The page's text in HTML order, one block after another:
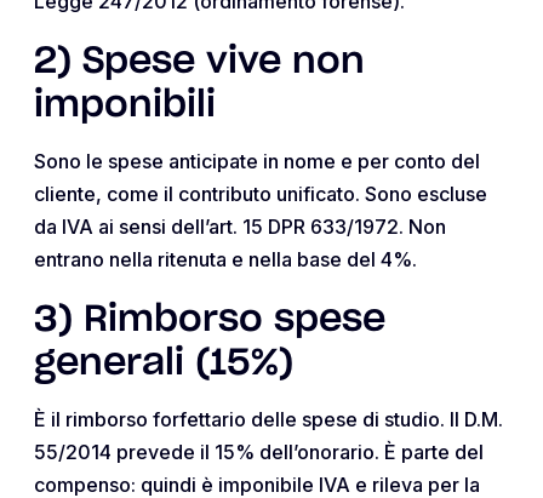
2) Spese vive non
imponibili
Sono le spese anticipate in nome e per conto del
cliente, come il contributo unificato. Sono escluse
da IVA ai sensi dell’art. 15 DPR 633/1972. Non
entrano nella ritenuta e nella base del 4%.
3) Rimborso spese
generali (15%)
È il rimborso forfettario delle spese di studio. Il D.M.
55/2014 prevede il 15% dell’onorario. È parte del
compenso: quindi è imponibile IVA e rileva per la